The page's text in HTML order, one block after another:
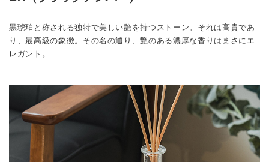
黒琥珀と称される独特で美しい艶を持つストーン。それは高貴であ
り、最高級の象徴。その名の通り、艶のある濃厚な香りはまさにエ
レガント。